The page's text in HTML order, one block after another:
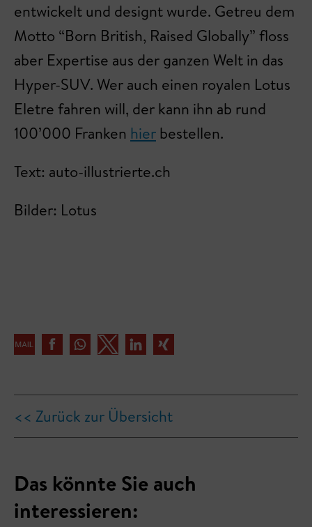
entwickelt und designt wurde. Getreu dem
Motto “Born British, Raised Globally” floss
aber Expertise aus der ganzen Welt in das
Hyper-SUV. Wer auch einen royalen Lotus
Eletre fahren will, der kann ihn ab rund
100’000 Franken hier bestellen.
Text: auto-illustrierte.ch
Bilder: Lotus
<< Zurück zur Übersicht
Das könnte Sie auch
interessieren: